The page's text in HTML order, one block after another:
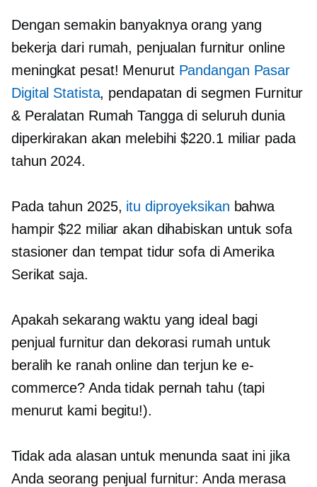
Dengan semakin banyaknya orang yang
bekerja dari rumah, penjualan furnitur online
meningkat pesat! Menurut Pandangan Pasar
Digital Statista, pendapatan di segmen Furnitur
& Peralatan Rumah Tangga di seluruh dunia
diperkirakan akan melebihi $220.1 miliar pada
tahun 2024.
Pada tahun 2025, itu diproyeksikan bahwa
hampir $22 miliar akan dihabiskan untuk sofa
stasioner dan tempat tidur sofa di Amerika
Serikat saja.
Apakah sekarang waktu yang ideal bagi
penjual furnitur dan dekorasi rumah untuk
beralih ke ranah online dan terjun ke e-
commerce? Anda tidak pernah tahu (tapi
menurut kami begitu!).
Tidak ada alasan untuk menunda saat ini jika
Anda seorang penjual furnitur: Anda merasa